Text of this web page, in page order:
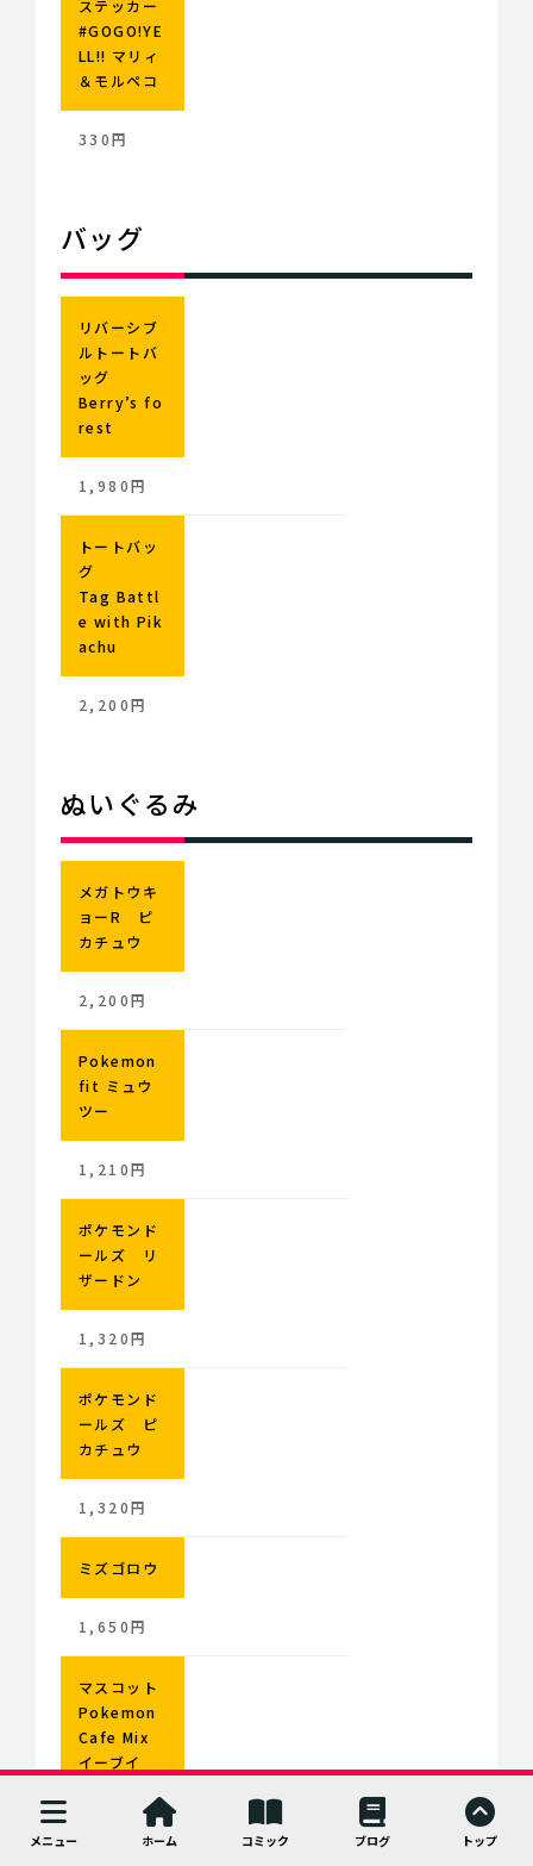
ステッカー
#GOGO!YE
LL!! マリィ
＆モルペコ
330円
バッグ
リバーシブ
ルトートバ
ッグ
Berry’s fo
rest
1,980円
トートバッ
グ
Tag Battl
e with Pik
achu
2,200円
ぬいぐるみ
メガトウキ
ョーR ピ
カチュウ
2,200円
Pokemon
fit ミュウ
ツー
1,210円
ポケモンド
ールズ リ
ザードン
1,320円
ポケモンド
ールズ ピ
カチュウ
1,320円
ミズゴロウ
1,650円
マスコット
Pokemon
Cafe Mix
イーブイ
1,320円
メニュー ホーム コミック ブログ トップ